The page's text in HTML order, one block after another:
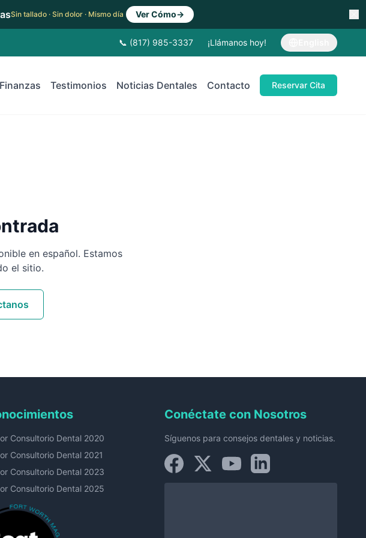
Sin tallado · Sin dolor · Mismo día Ver Cómo→
📞 (817) 985-3337 ¡Llámanos hoy!
Testimonios Noticias Dentales Contacto Reservar Cita
en español. Estamos
el sitio.
Consultorio Dental 2020
Consultorio Dental 2021
Consultorio Dental 2023
Consultorio Dental 2025
Conéctate con Nosotros
Síguenos para consejos dentales y noticias.